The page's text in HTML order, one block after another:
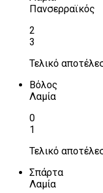
Πανσερραϊκός
2
3
Τελικό
Βόλος
Λαμία
0
1
Τελικό
Σπάρτα
Λαμία